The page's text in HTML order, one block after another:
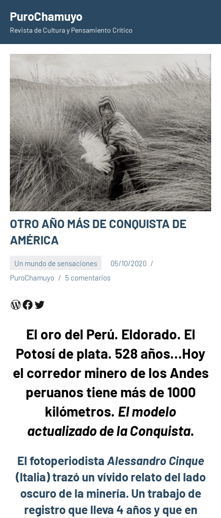
contenido
PuroChamuyo
Revista de Cultura y Pensamiento Crítico
OTRO AÑO MÁS DE CONQUISTA DE
AMÉRICA
Un mundo de sensaciones
05/10/2020
PuroChamuyo
5 comentarios
WordPress
Facebook
Twitter
El oro del Perú. Eldorado. El
Potosí de plata. 528 años…Hoy
el corredor minero de los Andes
peruanos tiene más de 1000
kilómetros. El modelo
actualizado de la Conquista.
El fotoperiodista Alessandro Cinque
(Italia) trazó un vívido relato del lado
oscuro de la minería. Un trabajo de
registro que lleva 4 años y que en